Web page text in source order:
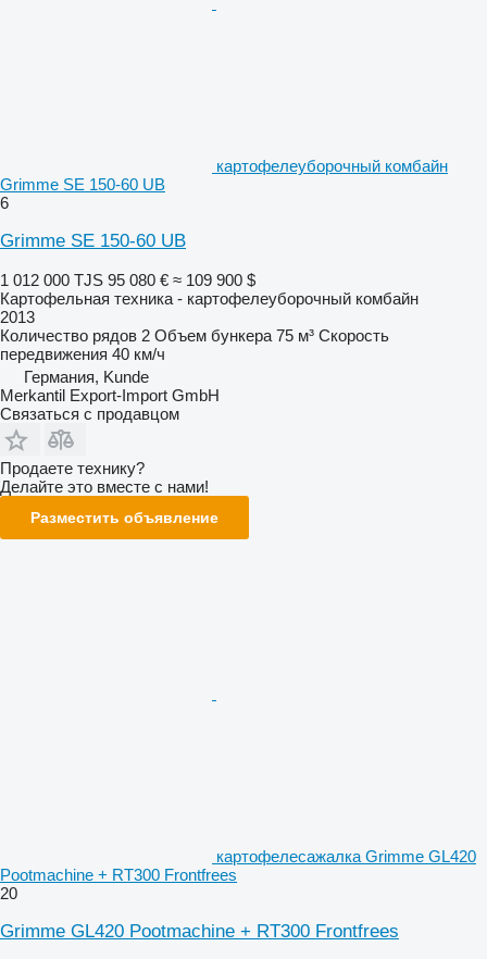
картофелеуборочный комбайн
Grimme SE 150-60 UB
6
Grimme SE 150-60 UB
1 012 000 TJS 95 080 € ≈ 109 900 $
Картофельная техника - картофелеуборочный комбайн
2013
Количество рядов 2 Объем бункера 75 м³ Скорость
передвижения 40 км/ч
Германия, Kunde
Merkantil Export-Import GmbH
Связаться с продавцом
Продаете технику?
Делайте это вместе с нами!
Разместить объявление
картофелесажалка Grimme GL420
Pootmachine + RT300 Frontfrees
20
Grimme GL420 Pootmachine + RT300 Frontfrees